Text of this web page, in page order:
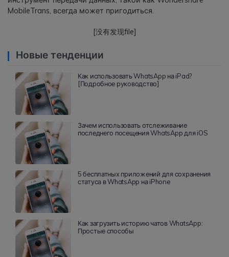
MobileTrans, всегда может пригодиться.
[没有发现file]
Новые тенденции
Как использовать WhatsApp на iPad?
[Подробное руководство]
Зачем использовать отслеживание
последнего посещения WhatsApp для iOS
5 бесплатных приложений для сохранения
статуса в WhatsApp на iPhone
Как загрузить историю чатов WhatsApp:
Простые способы